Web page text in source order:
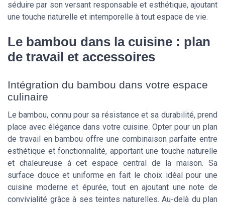
séduire par son versant responsable et esthétique, ajoutant
une touche naturelle et intemporelle à tout espace de vie.
Le bambou dans la cuisine : plan
de travail et accessoires
Intégration du bambou dans votre espace
culinaire
Le bambou, connu pour sa résistance et sa durabilité, prend
place avec élégance dans votre cuisine. Opter pour un plan
de travail en bambou offre une combinaison parfaite entre
esthétique et fonctionnalité, apportant une touche naturelle
et chaleureuse à cet espace central de la maison. Sa
surface douce et uniforme en fait le choix idéal pour une
cuisine moderne et épurée, tout en ajoutant une note de
convivialité grâce à ses teintes naturelles. Au-delà du plan